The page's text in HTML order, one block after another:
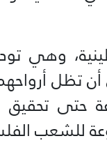
وهي
تظل
حتى
للشعب